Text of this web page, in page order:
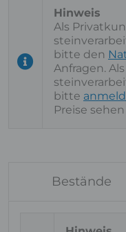
Als
bitte den
Anfragen.
bitte
Preise
Bestände